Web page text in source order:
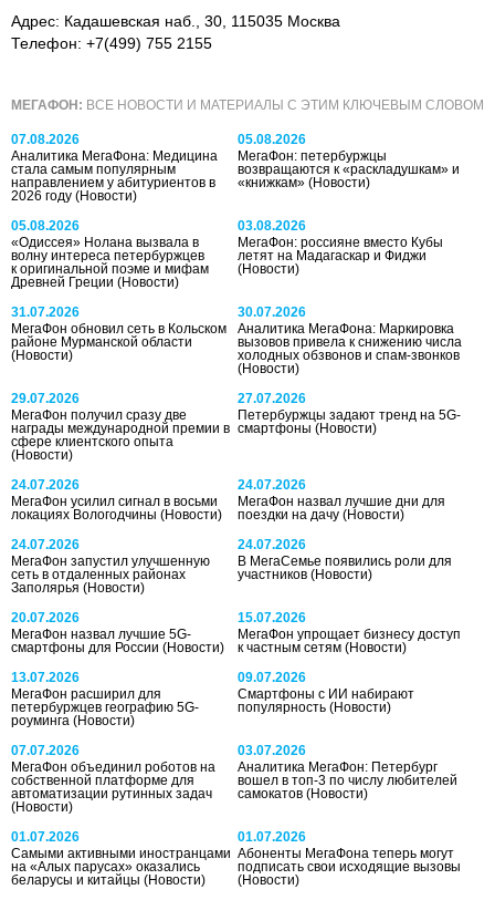
Адрес: Кадашевская наб., 30, 115035 Москва
Телефон: +7(499) 755 2155
МЕГАФОН: ВСЕ НОВОСТИ И МАТЕРИАЛЫ С ЭТИМ КЛЮЧЕВЫМ СЛОВОМ
07.08.2026
Аналитика МегаФона: Медицина
стала самым популярным
направлением у абитуриентов в
2026 году (Новости)
05.08.2026
МегаФон: петербуржцы
возвращаются к «раскладушкам» и
«книжкам»(Новости)
05.08.2026
«Одиссея» Нолана вызвала в
волну интереса петербуржцев
к оригинальной поэме и мифам
Древней Греции (Новости)
03.08.2026
МегаФон: россияне вместо Кубы
летят на Мадагаскар и Фиджи
(Новости)
31.07.2026
МегаФон обновил сеть в Кольском
районе Мурманской области
(Новости)
30.07.2026
Аналитика МегаФона: Маркировка
вызовов привела к снижению числа
холодных обзвонов и спам-звонков
(Новости)
29.07.2026
МегаФон получил сразу две
награды международной премии в
сфере клиентского опыта
(Новости)
27.07.2026
Петербуржцы задают тренд на 5G-
смартфоны(Новости)
24.07.2026
МегаФон усилил сигнал в восьми
локациях Вологодчины (Новости)
24.07.2026
МегаФон назвал лучшие дни для
поездки на дачу(Новости)
24.07.2026
МегаФон запустил улучшенную
сеть в отдаленных районах
Заполярья (Новости)
24.07.2026
В МегаСемье появились роли для
участников(Новости)
20.07.2026
МегаФон назвал лучшие 5G-
смартфоны для России (Новости)
15.07.2026
МегаФон упрощает бизнесу доступ
к частным сетям(Новости)
13.07.2026
МегаФон расширил для
петербуржцев географию 5G-
роуминга (Новости)
09.07.2026
Смартфоны с ИИ набирают
популярность(Новости)
07.07.2026
МегаФон объединил роботов на
собственной платформе для
автоматизации рутинных задач
(Новости)
03.07.2026
Аналитика МегаФон: Петербург
вошел в топ-3 по числу любителей
самокатов(Новости)
01.07.2026
Самыми активными иностранцами
на «Алых парусах» оказались
беларусы и китайцы (Новости)
01.07.2026
Абоненты МегаФона теперь могут
подписать свои исходящие вызовы
(Новости)